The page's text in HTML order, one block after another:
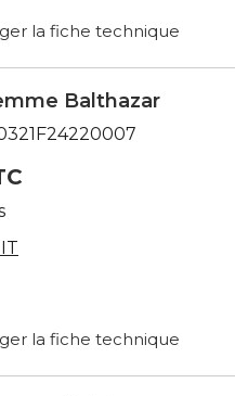
la fiche technique
Balthazar
la fiche technique